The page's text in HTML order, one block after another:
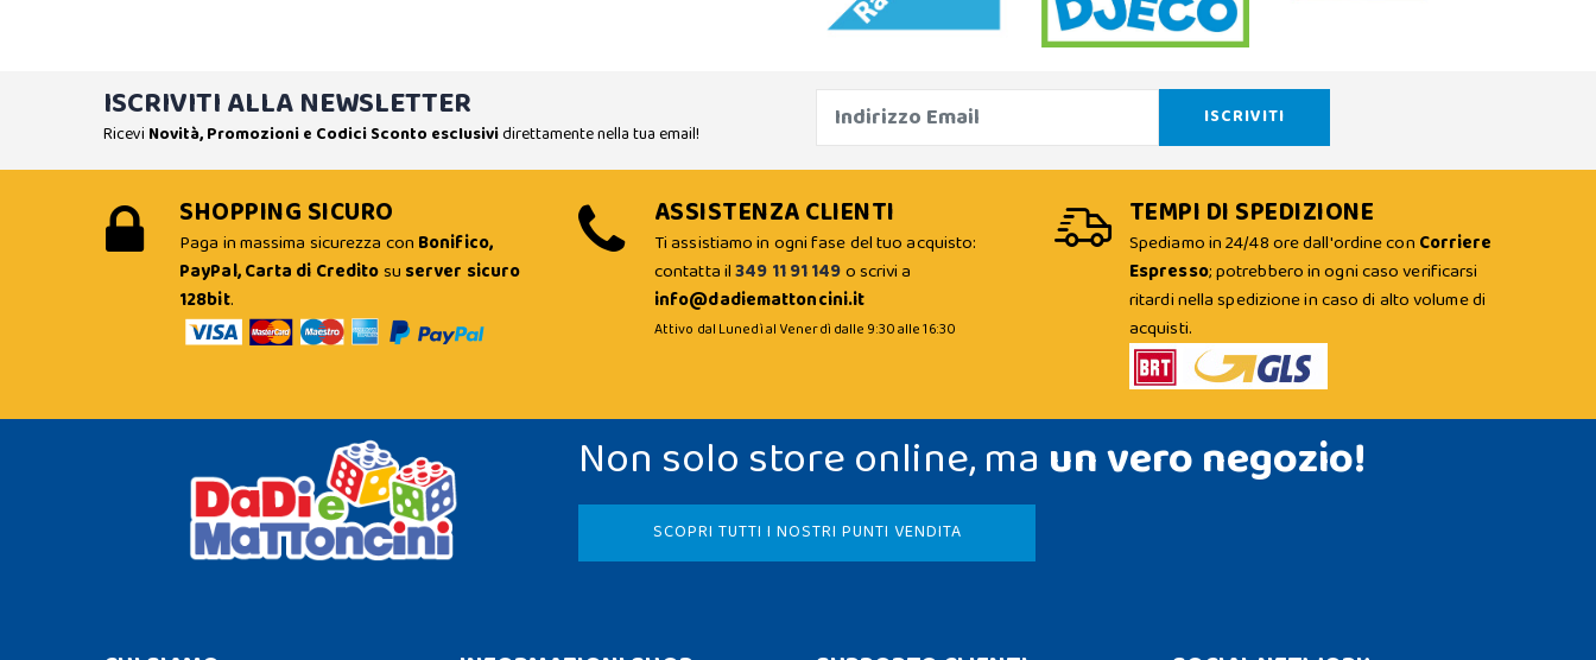
ISCRIVITI ALLA NEWSLETTER
Ricevi Novità, Promozioni e Codici Sconto esclusividirettamente nella tua email!
SHOPPING SICURO
Paga in massima sicurezza con Bonifico,
PayPal, Carta di Creditosu server sicuro
128bit.
ASSISTENZA CLIENTI
Ti assistiamo in ogni fase del tuo acquisto:
contatta il349 11 91 149o scrivi a
info@dadiemattoncini.it
Attivo dal Lunedì al Venerdì dalle 9:30 alle 16:30
TEMPI DI SPEDIZIONE
Spediamo in 24/48 ore dall'ordine con Corriere
Espresso; potrebbero in ogni caso verificarsi
ritardi nella spedizione in caso di alto volume di
acquisti.
Non solo store online, ma un vero negozio!
SCOPRI TUTTI I NOSTRI PUNTI VENDITA